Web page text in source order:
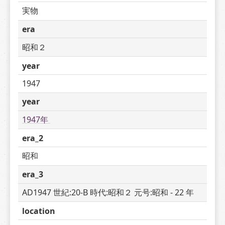
実物
era
昭和２
year
1947
year
1947年
era_2
昭和
era_3
AD1947 世紀:20-B 時代:昭和２ 元号:昭和 - 22 年
location